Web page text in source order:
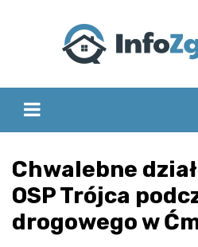
Chwalebne
OSP Trójca
drogowego w